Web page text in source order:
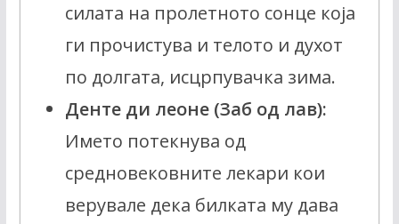
силата на пролетното сонце која
ги прочистува и телото и духот
по долгата, исцрпувачка зима.
Денте ди леоне (Заб од лав):
Името потекнува од
средновековните лекари кои
верувале дека билката му дава